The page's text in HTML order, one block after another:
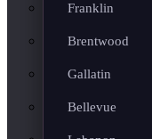
Franklin
Brentwood
Gallatin
Bellevue